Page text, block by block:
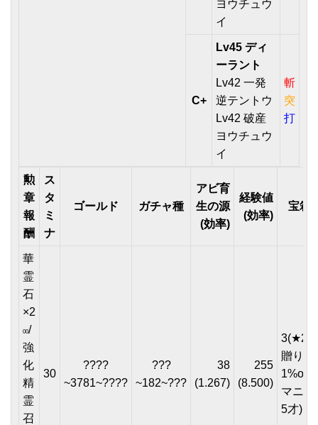
ヨウチュウ
イ
C+
Lv45 ディ
ーラント
Lv42 一発
逆テントウ
Lv42 破産
ヨウチュウ
イ
斬
突
打
勲
章
報
酬
ス
タ
ミ
ナ
ゴールド ガチャ種
アビ育
生の源
(効率)
経験値
(効率)
宝箱
華
霊
石
×2
00/
強
化
精
霊
召
30
????
~3781~????
???
~182~???
38
(1.267)
255
(8.500)
3(★2or
贈り物
1%or
マニュ
5才)